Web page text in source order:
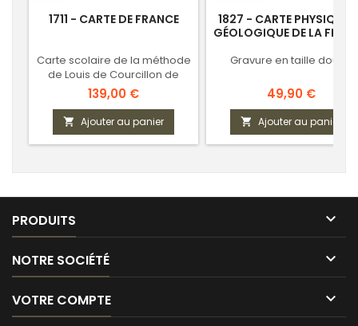
1711 - CARTE DE FRANCE
Carte scolaire de la méthode
de Louis de Courcillon de
Dangeau
Prix
139,00 €
 Ajouter au panier
1827 - CARTE PHYSIQUE
GÉOLOGIQUE DE LA
Gravure en taille douce
Prix
49,90 €
 Ajouter au panier
PRODUITS 
NOTRE SOCIÉTÉ 
VOTRE COMPTE 